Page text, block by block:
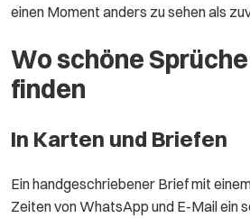
einen Moment anders zu sehen als
Wo schöne
finden
In Karten und Briefen
Ein handgeschriebener Brief mit
Zeiten von WhatsApp und E-Mail ein